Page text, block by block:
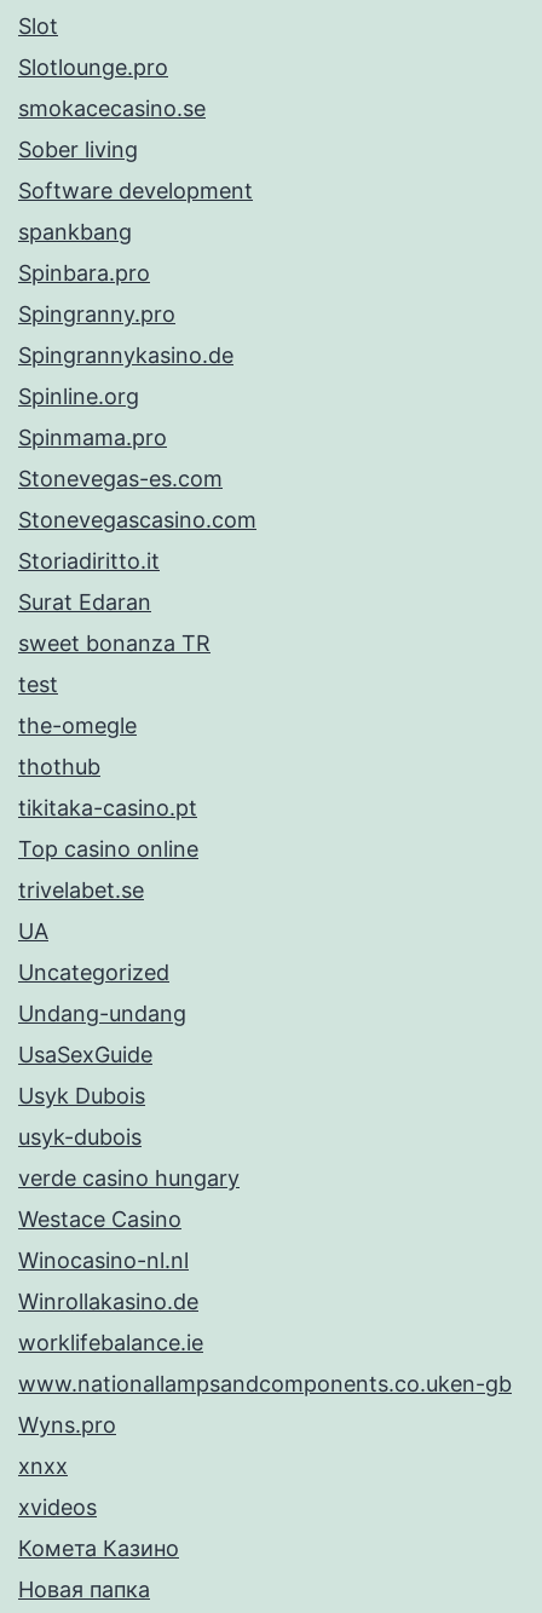
Slot
Slotlounge.pro
smokacecasino.se
Sober living
Software development
spankbang
Spinbara.pro
Spingranny.pro
Spingrannykasino.de
Spinline.org
Spinmama.pro
Stonevegas-es.com
Stonevegascasino.com
Storiadiritto.it
Surat Edaran
sweet bonanza TR
test
the-omegle
thothub
tikitaka-casino.pt
Top casino online
trivelabet.se
UA
Uncategorized
Undang-undang
UsaSexGuide
Usyk Dubois
usyk-dubois
verde casino hungary
Westace Casino
Winocasino-nl.nl
Winrollakasino.de
worklifebalance.ie
www.nationallampsandcomponents.co.uken-gb
Wyns.pro
xnxx
xvideos
Комета Казино
Новая папка